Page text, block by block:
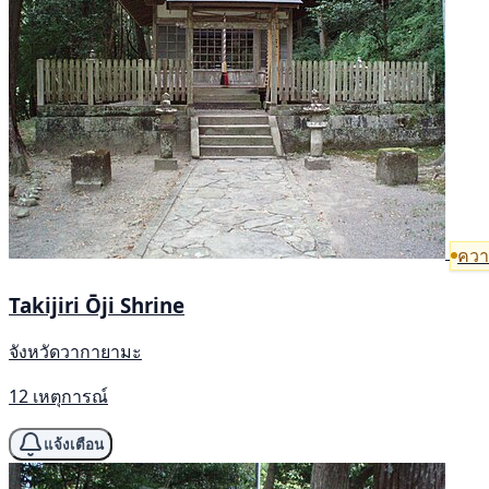
คว
Takijiri Ōji Shrine
จังหวัดวากายามะ
12 เหตุการณ์
แจ้งเตือน